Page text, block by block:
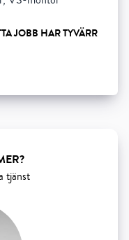
tjänst
JOBB HAR TYVÄRR